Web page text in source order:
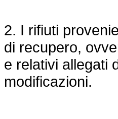
2. I rifiuti
di recupero,
e relativi allegati
modificazioni.